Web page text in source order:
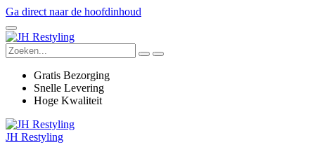
Ga direct naar de hoofdinhoud
Gratis Bezorging
Snelle Levering
Hoge Kwaliteit
JH Restyling